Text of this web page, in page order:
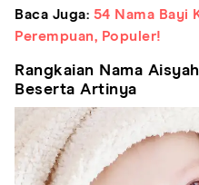
Baca Juga: 54 Nama Bayi
Perempuan, Populer!
Rangkaian Nama
Beserta Artinya